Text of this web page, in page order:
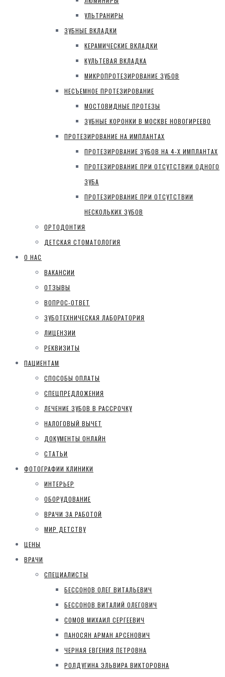
УЛЬТРАНИРЫ
ЗУБНЫЕ ВКЛАДКИ
КЕРАМИЧЕСКИЕ ВКЛАДКИ
КУЛЬТЕВАЯ ВКЛАДКА
МИКРОПРОТЕЗИРОВАНИЕ ЗУБОВ
НЕСЪЕМНОЕ ПРОТЕЗИРОВАНИЕ
МОСТОВИДНЫЕ ПРОТЕЗЫ
ЗУБНЫЕ КОРОНКИ В МОСКВЕ НОВОГИРЕЕВО
ПРОТЕЗИРОВАНИЕ НА ИМПЛАНТАХ
ПРОТЕЗИРОВАНИЕ ЗУБОВ НА 4-Х ИМПЛАНТАХ
ПРОТЕЗИРОВАНИЕ ПРИ ОТСУТСТВИИ ОДНОГО
ЗУБА
ПРОТЕЗИРОВАНИЕ ПРИ ОТСУТСТВИИ
НЕСКОЛЬКИХ ЗУБОВ
ОРТОДОНТИЯ
ДЕТСКАЯ СТОМАТОЛОГИЯ
О НАС
ВАКАНСИИ
ОТЗЫВЫ
ВОПРОС-ОТВЕТ
ЗУБОТЕХНИЧЕСКАЯ ЛАБОРАТОРИЯ
ЛИЦЕНЗИИ
РЕКВИЗИТЫ
ПАЦИЕНТАМ
СПОСОБЫ ОПЛАТЫ
СПЕЦПРЕДЛОЖЕНИЯ
ЛЕЧЕНИЕ ЗУБОВ В РАССРОЧКУ
НАЛОГОВЫЙ ВЫЧЕТ
ДОКУМЕНТЫ ОНЛАЙН
СТАТЬИ
ФОТОГРАФИИ КЛИНИКИ
ИНТЕРЬЕР
ОБОРУДОВАНИЕ
ВРАЧИ ЗА РАБОТОЙ
МИР ДЕТСТВУ
ЦЕНЫ
ВРАЧИ
СПЕЦИАЛИСТЫ
БЕССОНОВ ОЛЕГ ВИТАЛЬЕВИЧ
БЕССОНОВ ВИТАЛИЙ ОЛЕГОВИЧ
СОМОВ МИХАИЛ СЕРГЕЕВИЧ
ПАНОСЯН АРМАН АРСЕНОВИЧ
ЧЕРНАЯ ЕВГЕНИЯ ПЕТРОВНА
РОЛДУГИНА ЭЛЬВИРА ВИКТОРОВНА